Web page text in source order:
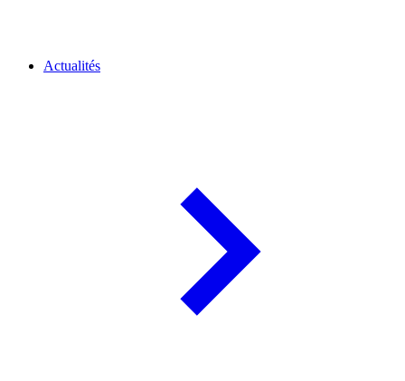
Actualités